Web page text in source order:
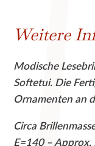
Weitere
Modische
Softetui. Die
Ornamenten an
Circa
E=140 – Approx.